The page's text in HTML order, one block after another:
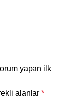
yapan ilk
alanlar *